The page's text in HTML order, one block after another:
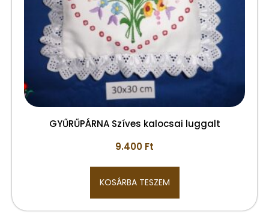
GYŰRŰPÁRNA Szíves kalocsai luggalt
9.400 Ft
KOSÁRBA TESZEM